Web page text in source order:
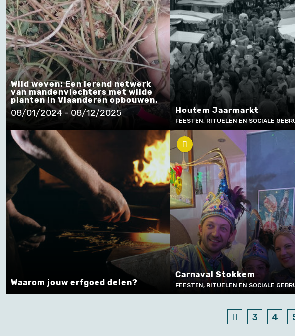
Wild weven: Een lerend netwerk
van mandenvlechters met wilde
planten in Vlaanderen opbouwen.
08/01/2024 - 08/12/2025 Houtem Jaarmarkt
FEESTEN, RITUELEN EN SOCIALE
Waarom jouw erfgoed delen?
Carnaval Stokkem
FEESTEN, RITUELEN EN SOCIALE
3 4